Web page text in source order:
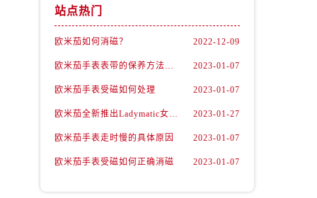
站点热门
欧米茄如何消磁？ 2022-12-09
欧米茄手表表带的保养方法有哪些？ 2023-01-07
欧米茄手表受磁如何处理 2023-01-07
欧米茄全新推出Ladymatic女表系列腕表 2023-01-27
欧米茄手表走时慢的具体原因 2023-01-07
欧米茄手表受磁如何正确消磁 2023-01-07